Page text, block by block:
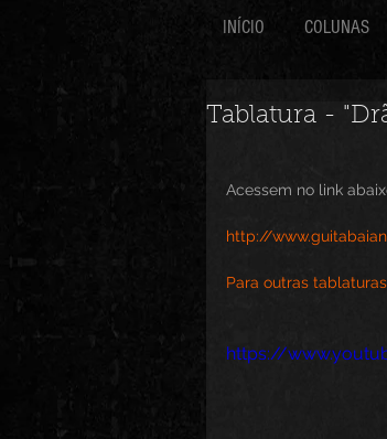
INÍCIO COLUNAS
Tablatura -
Acessem no link
http://
Para outras
https://